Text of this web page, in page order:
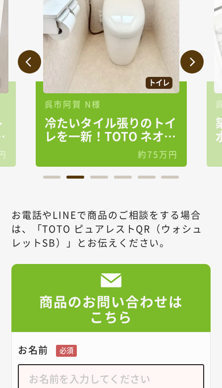
トイレ
のトイ
トイレ 洗面台/洗面所
呉市吉浦 Ｏ様
築24年のおうちが快適
水まわり空間に
お電話やLINEで商品のご相談をする場合
は、
「TOTO ピュアレストQR（ウォシュ
レットSB）」とお伝えください。
商品のお問い合わせは
こちら
お名前 必須